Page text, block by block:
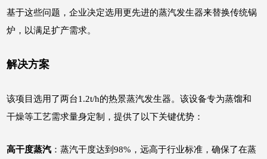
基于这些问题，企业决定选用更先进的蒸汽发生器来替换传统锅
炉，以满足扩产需求。
解决方案
该项目选用了两台1.2t/h的热景蒸汽发生器。该设备专为蒸馏和
干燥等工艺需求量身定制，提供了以下关键优势：
高干度蒸汽 ：蒸汽干度达到98%，远高于行业标准，确保了在蒸